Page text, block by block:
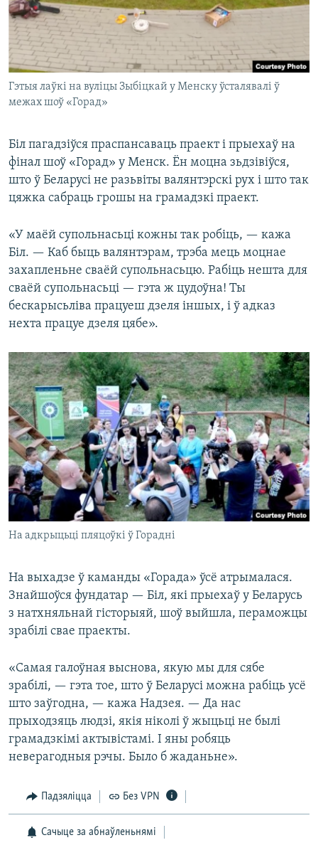
Гэтыя лаўкі на вуліцы Зыбіцкай у Менску ўсталявалі ў
межах шоў «Горад»
Біл пагадзіўся праспансаваць праект і прыехаў на
фінал шоў «Горад» у Менск. Ён моцна зьдзівіўся,
што ў Беларусі не разьвіты валянтэрскі рух і што так
цяжка сабраць грошы на грамадзкі праект.
«У маёй супольнасьці кожны так робіць, — кажа
Біл. — Каб быць валянтэрам, трэба мець моцнае
захапленьне сваёй супольнасьцю. Рабіць нешта для
сваёй супольнасьці — гэта ж цудоўна! Ты
бескарысьліва працуеш дзеля іншых, і ў адказ
нехта працуе дзеля цябе».
На адкрыцьці пляцоўкі ў Горадні
На выхадзе ў каманды «Горада» ўсё атрымалася.
Знайшоўся фундатар — Біл, які прыехаў у Беларусь
з натхняльнай гісторыяй, шоў выйшла, пераможцы
зрабілі свае праекты.
«Самая галоўная выснова, якую мы для сябе
зрабілі, — гэта тое, што ў Беларусі можна рабіць усё
што заўгодна, — кажа Надзея. — Да нас
прыходзяць людзі, якія ніколі ў жыцьці не былі
грамадзкімі актывістамі. І яны робяць
неверагодныя рэчы. Было б жаданьне».
Падзяліцца Без VPN
Сачыце за абнаўленьнямі